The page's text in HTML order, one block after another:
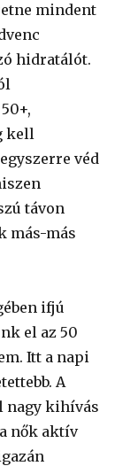
mindent
hidratálót.
kell
véd
távon
más-más
ifjú
el az 50
Itt a napi
A
nagy kihívás
nők aktív